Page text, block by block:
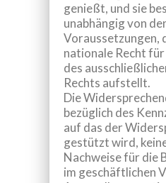
genießt, und sie
unabhängig von
Voraussetzungen,
nationale Recht
des
Rechts aufstellt.
Die
bezüglich des
auf das der
gestützt wird,
Nachweise für die
im geschäftlichen